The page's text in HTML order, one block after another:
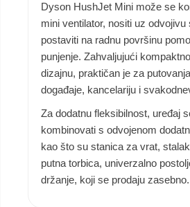
Dyson HushJet Mini može se
mini ventilator, nositi uz
postaviti na radnu površinu
punjenje. Zahvaljujući
dizajnu, praktičan je za
događaje, kancelariju i
Za dodatnu fleksibilnost, uređaj
kombinovati s odvojenom
kao što su stanica za vrat,
putna torbica, univerzalno
držanje, koji se prodaju zasebno.